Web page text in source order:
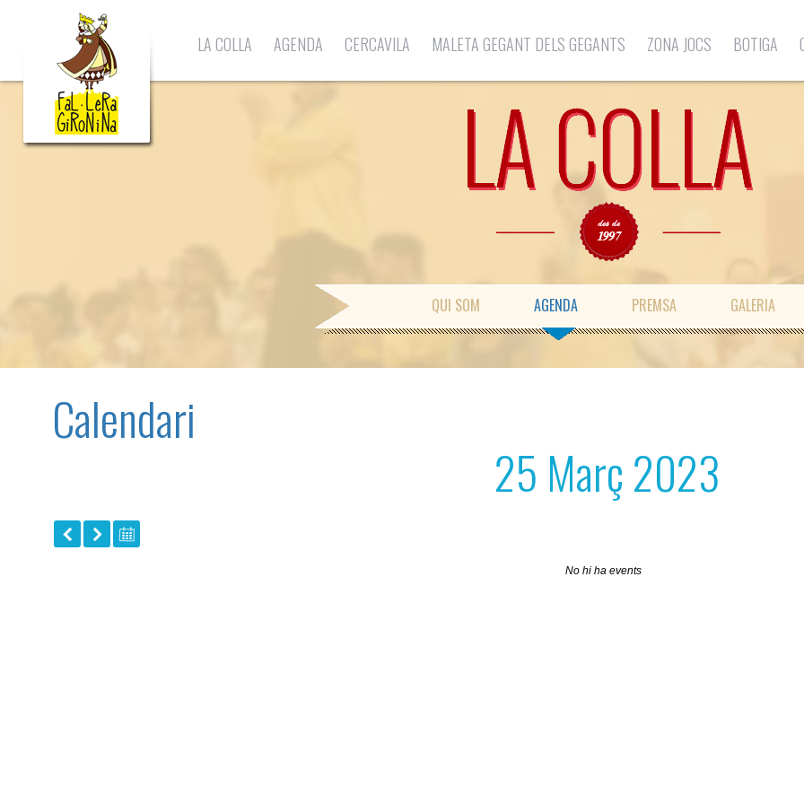
LA COLLA AGENDA CERCAVILA MALETA GEGANT DELS GEGANTS ZONA JOCS BOTIGA
QUI SOM AGENDA PREMSA GALERIA
Calendari
25 Març 2023
No hi ha events